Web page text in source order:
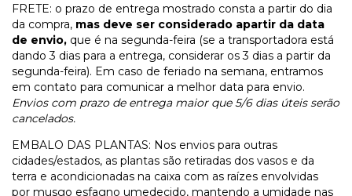
FRETE: o prazo de entrega mostrado consta a partir do dia
da compra, mas deve ser considerado apartir da data
de envio, que é na segunda-feira (se a transportadora está
dando 3 dias para a entrega, considerar os 3 dias a partir da
segunda-feira). Em caso de feriado na semana, entramos
em contato para comunicar a melhor data para envio.
Envios com prazo de entrega maior que 5/6 dias úteis serão
cancelados.
EMBALO DAS PLANTAS: Nos envios para outras
cidades/estados, as plantas são retiradas dos vasos e da
terra e acondicionadas na caixa com as raízes envolvidas
por musgo esfagno umedecido, mantendo a umidade nas